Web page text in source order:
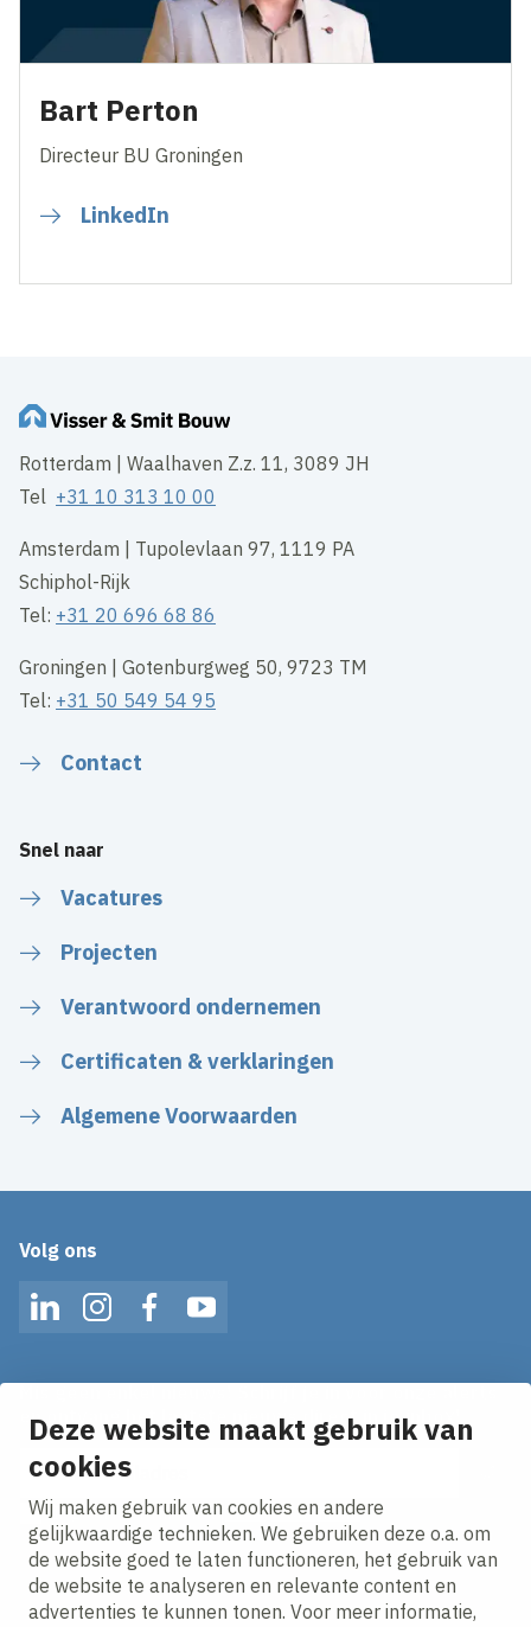
Deze website maakt gebruik van
cookies
Wij maken gebruik van cookies en andere
gelijkwaardige technieken. We gebruiken deze o.a. om
de website goed te laten functioneren, het gebruik van
de website te analyseren en relevante content en
advertenties te kunnen tonen. Voor meer informatie,
Bart Perton
Directeur BU Groningen
LinkedIn
Rotterdam | Waalhaven Z.z. 11, 3089 JH
Tel +31 10 313 10 00
Amsterdam | Tupolevlaan 97, 1119 PA
Schiphol-Rijk
Tel: +31 20 696 68 86
Groningen | Gotenburgweg 50, 9723 TM
Tel: +31 50 549 54 95
Contact
Snel naar
Vacatures
Projecten
Verantwoord ondernemen
Certificaten & verklaringen
Algemene Voorwaarden
Volg ons
LinkedInInstagramFacebookYouTube
en ontvang het laatste nieuws direct in je inbox!
E-mailadres
Ik ga akkoord met hetprivacy statement.